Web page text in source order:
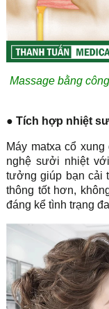
Massage bằng
● Tích hợp nhiệt
Máy matxa cổ
nghệ sưởi nhiệt
tưởng giúp bạn cải
thông tốt hơn,
đáng kể tình trạng